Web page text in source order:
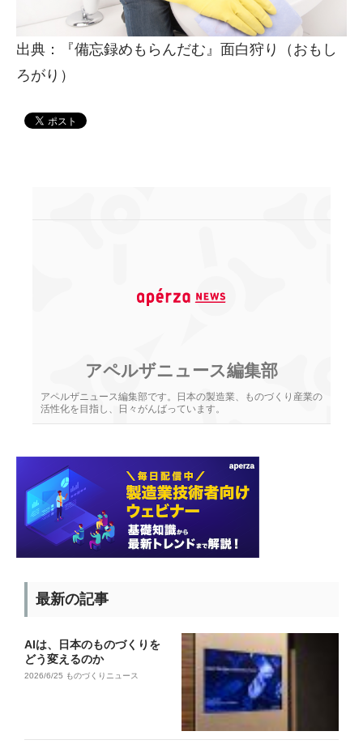
出典：『備忘録めもらんだむ』面白狩り（おもし
ろがり）
アペルザニュース編集部
アペルザニュース編集部です。日本の製造業、ものづくり産業の
活性化を目指し、日々がんばっています。
最新の記事
AIは、日本のものづくりを
どう変えるのか
2026/6/25 ものづくりニュース